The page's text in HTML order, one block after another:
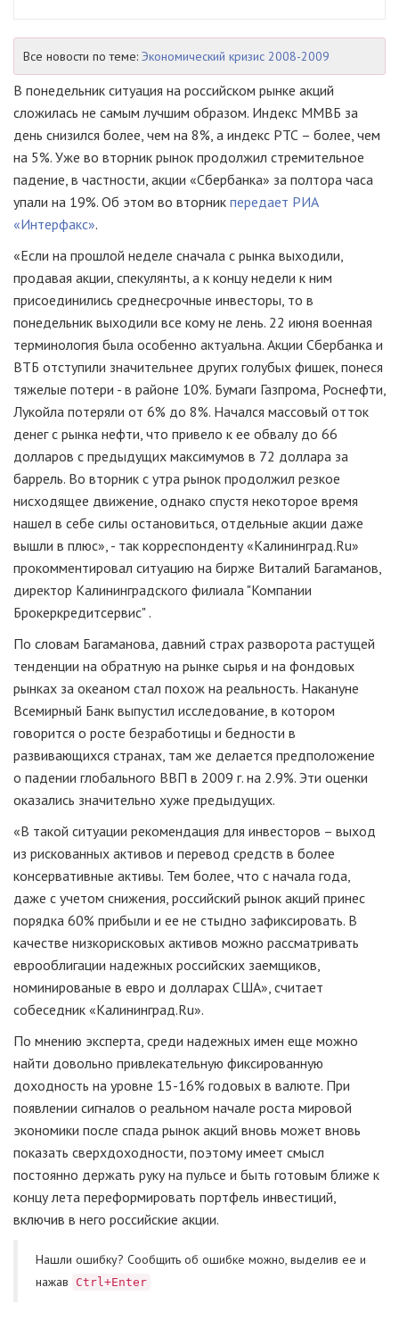
Все новости по теме: Экономический кризис 2008-2009
В понедельник ситуация на российском рынке акций
сложилась не самым лучшим образом. Индекс ММВБ за
день снизился более, чем на 8%, а индекс РТС – более, чем
на 5%. Уже во вторник рынок продолжил стремительное
падение, в частности, акции «Сбербанка» за полтора часа
упали на 19%. Об этом во вторник передает РИА
«Интерфакс».
«Если на прошлой неделе сначала с рынка выходили,
продавая акции, спекулянты, а к концу недели к ним
присоединились среднесрочные инвесторы, то в
понедельник выходили все кому не лень. 22 июня военная
терминология была особенно актуальна. Акции Сбербанка и
ВТБ отступили значительнее других голубых фишек, понеся
тяжелые потери - в районе 10%. Бумаги Газпрома, Роснефти,
Лукойла потеряли от 6% до 8%. Начался массовый отток
денег с рынка нефти, что привело к ее обвалу до 66
долларов с предыдущих максимумов в 72 доллара за
баррель. Во вторник с утра рынок продолжил резкое
нисходящее движение, однако спустя некоторое время
нашел в себе силы остановиться, отдельные акции даже
вышли в плюс», - так корреспонденту «Калининград.Ru»
прокомментировал ситуацию на бирже Виталий Багаманов,
директор Калининградского филиала "Компании
Брокеркредитсервис" .
По словам Багаманова, давний страх разворота растущей
тенденции на обратную на рынке сырья и на фондовых
рынках за океаном стал похож на реальность. Накануне
Всемирный Банк выпустил исследование, в котором
говорится о росте безработицы и бедности в
развивающихся странах, там же делается предположение
о падении глобального ВВП в 2009 г. на 2.9%. Эти оценки
оказались значительно хуже предыдущих.
«В такой ситуации рекомендация для инвесторов – выход
из рискованных активов и перевод средств в более
консервативные активы. Тем более, что с начала года,
даже с учетом снижения, российский рынок акций принес
порядка 60% прибыли и ее не стыдно зафиксировать. В
качестве низкорисковых активов можно рассматривать
еврооблигации надежных российских заемщиков,
номинированые в евро и долларах США», считает
собеседник «Калининград.Ru».
По мнению эксперта, среди надежных имен еще можно
найти довольно привлекательную фиксированную
доходность на уровне 15-16% годовых в валюте. При
появлении сигналов о реальном начале роста мировой
экономики после спада рынок акций вновь может вновь
показать сверхдоходности, поэтому имеет смысл
постоянно держать руку на пульсе и быть готовым ближе к
концу лета переформировать портфель инвестиций,
включив в него российские акции.
Нашли ошибку? Cообщить об ошибке можно, выделив ее и
нажав
Ctrl+Enter